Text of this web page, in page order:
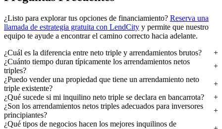
¿Listo para explorar tus opciones de financiamiento? Reserva una
llamada de estrategia gratuita con LendCity y permite que nuestro
equipo te ayude a encontrar el camino correcto hacia adelante.
¿Cuál es la diferencia entre neto triple y arrendamientos brutos?
¿Cuánto tiempo duran típicamente los arrendamientos netos
triples?
¿Puedo vender una propiedad que tiene un arrendamiento neto
triple existente?
¿Qué sucede si mi inquilino neto triple se declara en bancarrota?
¿Son los arrendamientos netos triples adecuados para inversores
principiantes?
¿Qué tipos de negocios hacen los mejores inquilinos de